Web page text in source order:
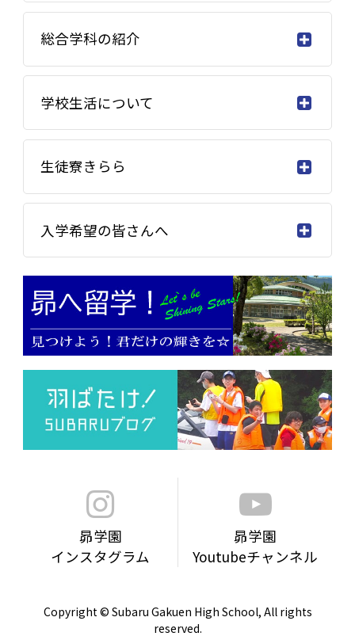
総合学科の紹介
学校生活について
生徒寮きらら
入学希望の皆さんへ
昴学園
インスタグラム
昴学園
Youtubeチャンネル
Copyright © Subaru Gakuen High School, All rights
reserved.